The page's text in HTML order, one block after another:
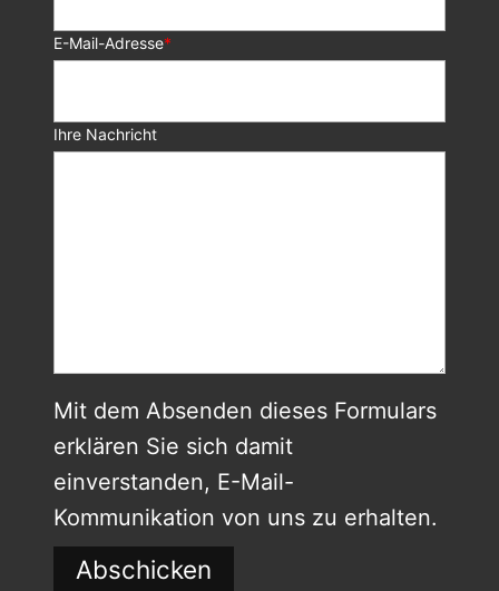
E-Mail-Adresse*
Ihre Nachricht
Mit dem Absenden dieses Formulars
erklären Sie sich damit
einverstanden, E-Mail-
Kommunikation von uns zu erhalten.
Abschicken